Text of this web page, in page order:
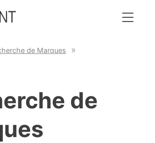
de Marques
de